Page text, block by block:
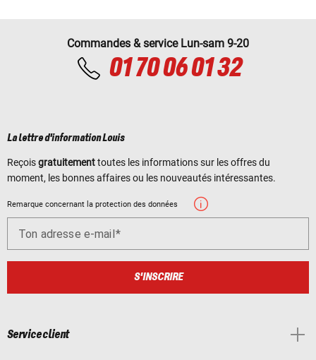
Commandes & service Lun-sam 9-20
01 70 06 01 32
La lettre d'information Louis
Reçoisgratuitementtoutes les informations sur les offres du
moment, les bonnes affaires ou les nouveautés intéressantes.
Remarque concernant la protection des données
Ton adresse e-mail
S'INSCRIRE
Service client